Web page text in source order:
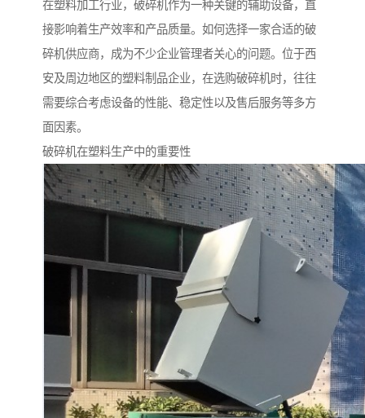
在塑料加工行业，破碎机作为一种关键的辅助设备，直
接影响着生产效率和产品质量。如何选择一家合适的破
碎机供应商，成为不少企业管理者关心的问题。位于西
安及周边地区的塑料制品企业，在选购破碎机时，往往
需要综合考虑设备的性能、稳定性以及售后服务等多方
面因素。
破碎机在塑料生产中的重要性